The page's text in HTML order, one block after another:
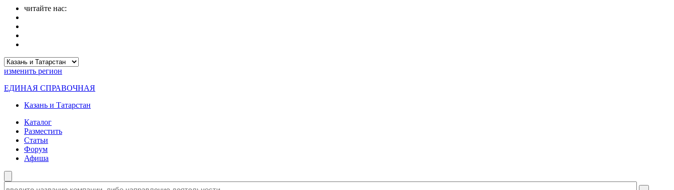
читайте нас:
изменить регион
ЕДИНАЯ СПРАВОЧНАЯ
Казань и Татарстан
Каталог
Разместить
Статьи
Форум
Афиша